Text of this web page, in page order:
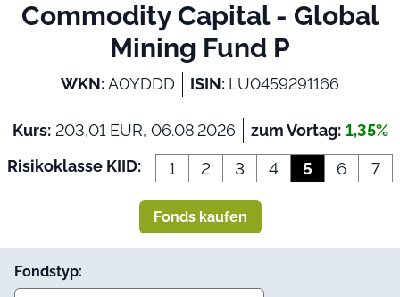
Commodity Capital - Global
Mining Fund P
WKN:A0YDDD ISIN: LU0459291166
Kurs:203,01 EUR, 06.08.2026 zum Vortag: 1,35%
Risikoklasse KIID:
1 2 3 4 5 6 7
Fonds kaufen
Fondstyp: